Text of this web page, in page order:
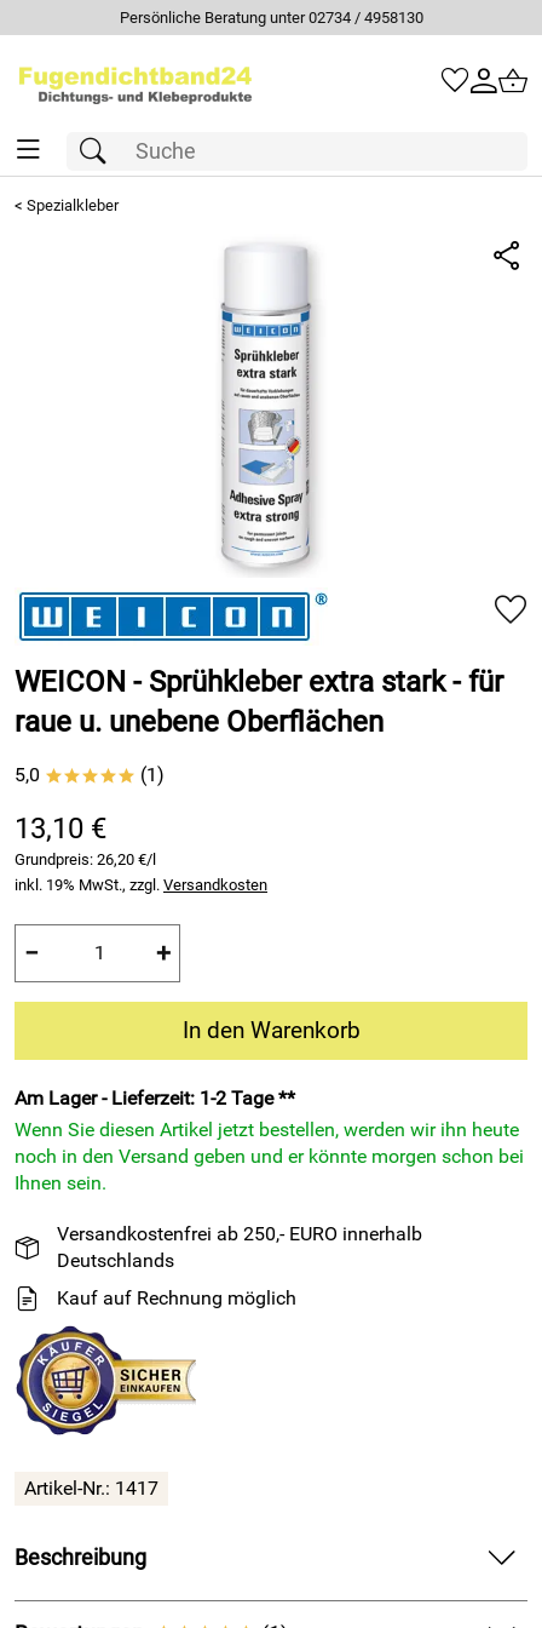
Persönliche Beratung unter 02734 / 4958130
< Spezialkleber
WEICON - Sprühkleber extra stark - für
raue u. unebene Oberflächen
5,0 ***** (1)
13,10 €
Grundpreis: 26,20 €/l
inkl. 19% MwSt., zzgl. Versandkosten
− +
In den Warenkorb
Am Lager - Lieferzeit: 1-2 Tage **
Wenn Sie diesen Artikel jetzt bestellen, werden wir ihn heute
noch in den Versand geben und er könnte morgen schon bei
Ihnen sein.
Versandkostenfrei ab 250,- EURO innerhalb
Deutschlands
Kauf auf Rechnung möglich
Artikel-Nr.: 1417
Beschreibung
WEICON - Sprühkleber extra stark - für raue u. unebene